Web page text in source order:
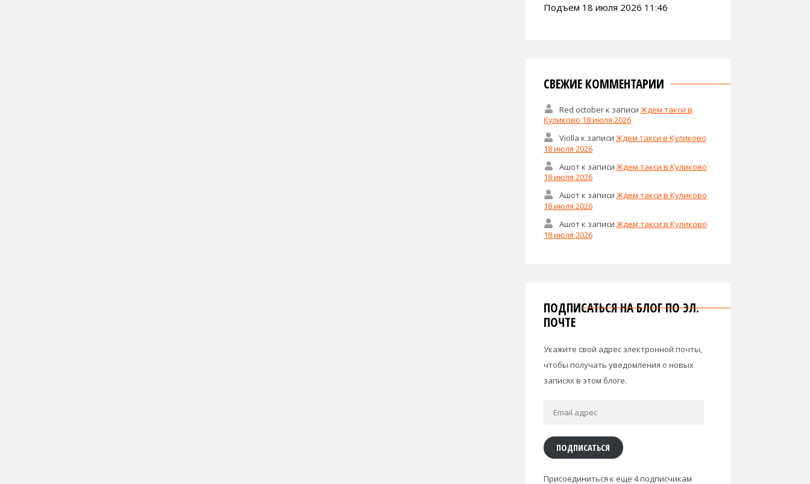
Подъем 18 июля 2026 11:46
СВЕЖИЕ КОММЕНТАРИИ
Red octoberк записи Ждем такси в
Куликово 18 июля 2026
Violla к записи Ждем такси в Куликово
18 июля 2026
Ашотк записи Ждем такси в Куликово
18 июля 2026
Ашотк записи Ждем такси в Куликово
18 июля 2026
Ашотк записи Ждем такси в Куликово
18 июля 2026
ПОДПИСАТЬСЯ НА БЛОГ ПО ЭЛ.
ПОЧТЕ
Укажите свой адрес электронной почты,
чтобы получать уведомления о новых
записях в этом блоге.
ПОДПИСАТЬСЯ
Присоединиться к еще 4 подписчикам